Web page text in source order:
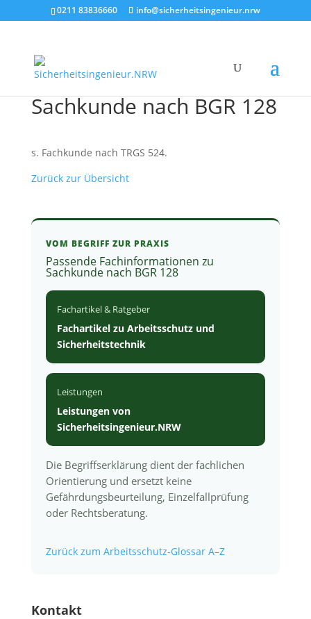
0211 83836660 info@sicherheitsingenieur.nrw
Sachkunde nach BGR 128
s. Fachkunde nach TRGS 524.
Zurück zur Übersicht
VOM BEGRIFF ZUR PRAXIS
Passende Fachinformationen zu
Sachkunde nach BGR 128
Fachartikel & Ratgeber
Fachartikel zu Arbeitsschutz und
Sicherheitstechnik
Leistungen
Leistungen von
Sicherheitsingenieur.NRW
Die Begriffserklärung dient der fachlichen
Orientierung und ersetzt keine
Gefährdungsbeurteilung, Einzelfallprüfung
oder Rechtsberatung.
Zurück zum Arbeitsschutz-Glossar A–Z
Kontakt